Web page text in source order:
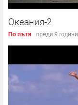
Океания-2
По пътя преди 9 години